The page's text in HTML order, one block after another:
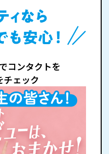
コンタクトを
チェック